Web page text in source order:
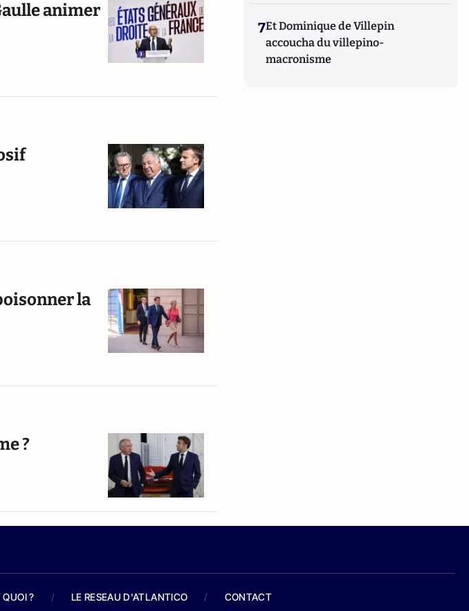
animer
la
?
7Et Dominique de Villepin
accoucha du villepino-
macronisme
? / LE RESEAU D'ATLANTICO / CONTACT